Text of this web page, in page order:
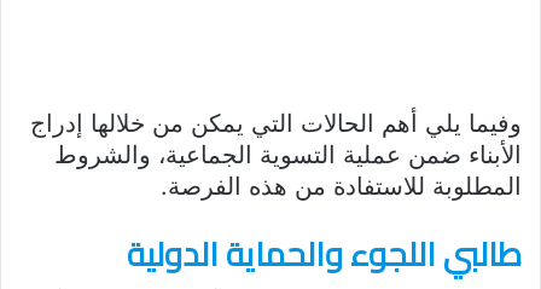
وفيما يلي أهم الحالات التي يمكن من خلالها إدراج
الأبناء ضمن عملية التسوية الجماعية، والشروط
المطلوبة للاستفادة من هذه الفرصة.
طالبي اللجوء والحماية الدولية